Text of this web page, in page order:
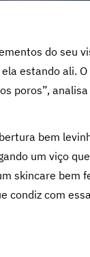
do seu
estando ali.
poros”, analisa
bem
um viço
skincare bem
condiz com